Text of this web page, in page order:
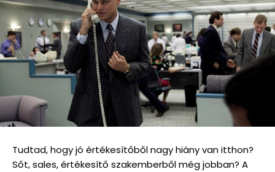
Tudtad, hogy jó értékesítőből nagy hiány van itthon?
Sőt, sales, értékesítő szakemberből még jobban? A